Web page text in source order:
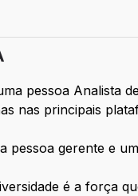
pessoa Analista
nas principais
pessoa gerente e
é a força